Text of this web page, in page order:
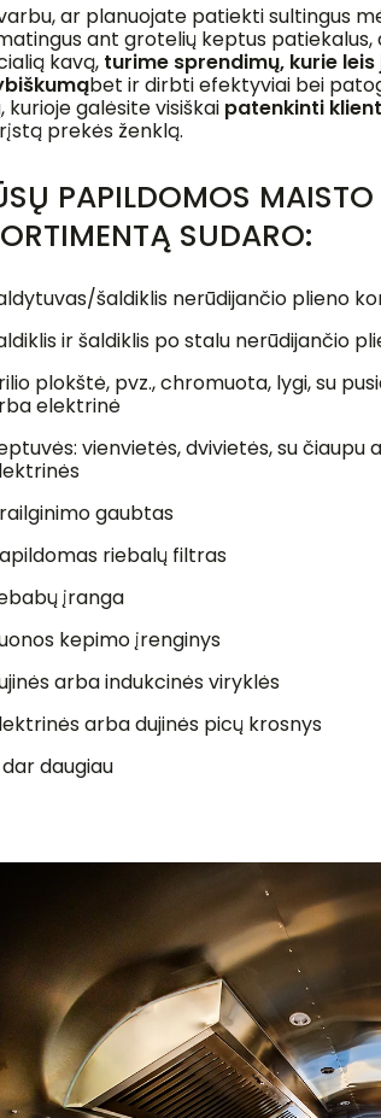
ar planuojate patiekti sultingus
ant grotelių keptus
kavą, turime sprendimų, kurie leis
bet ir dirbti efektyviai bei
kurioje galėsite visiškai patenkinti
prekės ženklą.
PAPILDOMOS
SUDARO:
šaldiklis nerūdijančio plieno
ir šaldiklis po stalu nerūdijančio
plokštė, pvz., chromuota, lygi, su
elektrinė
vienvietės, dvivietės, su čiaupu
gaubtas
riebalų filtras
įranga
kepimo įrenginys
arba indukcinės viryklės
arba dujinės picų krosnys
daugiau